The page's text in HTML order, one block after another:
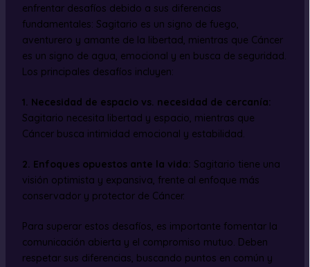
enfrentar desafíos debido a sus diferencias
fundamentales: Sagitario es un signo de fuego,
aventurero y amante de la libertad, mientras que Cáncer
es un signo de agua, emocional y en busca de seguridad.
Los principales desafíos incluyen:
1. Necesidad de espacio vs. necesidad de cercanía:
Sagitario necesita libertad y espacio, mientras que
Cáncer busca intimidad emocional y estabilidad.
2. Enfoques opuestos ante la vida: Sagitario tiene una
visión optimista y expansiva, frente al enfoque más
conservador y protector de Cáncer.
Para superar estos desafíos, es importante fomentar la
comunicación abierta y el compromiso mutuo. Deben
respetar sus diferencias, buscando puntos en común y